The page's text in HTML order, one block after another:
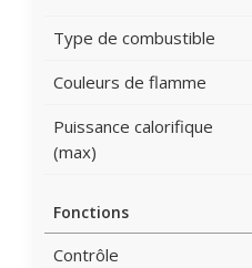
Type de combustible
Couleurs de flamme
Puissance calorifique
(max)
Fonctions
Contrôle